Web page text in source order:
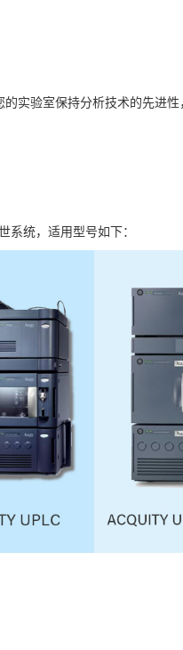
的实验室保持分析技术的先进
系统，适用型号如下：